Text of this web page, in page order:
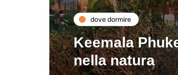
dove dormire
Keemala
nella natura